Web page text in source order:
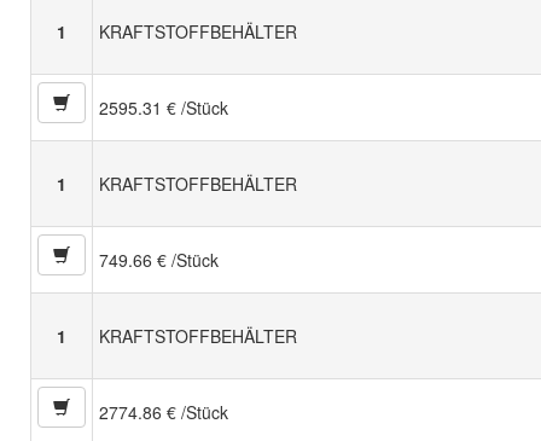
1 KRAFTSTOFFBEHÄLTER
2595.31 € /Stück
1 KRAFTSTOFFBEHÄLTER
749.66 € /Stück
1 KRAFTSTOFFBEHÄLTER
2774.86 € /Stück